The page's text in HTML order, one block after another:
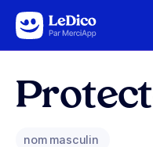
Aller au contenu
nom masculin